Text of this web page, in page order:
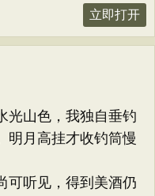
立即打开
光山色，我独自垂钓
明月高挂才收钓筒慢
可听见，得到美酒仍